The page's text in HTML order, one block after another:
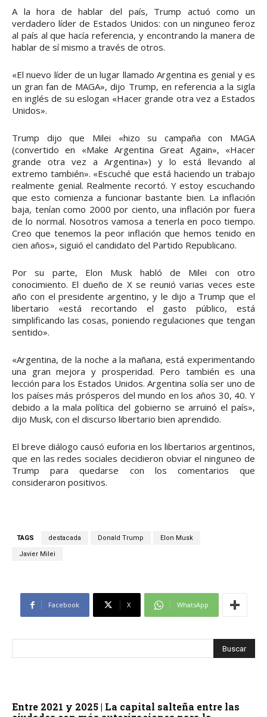
A la hora de hablar del país, Trump actuó como un
verdadero líder de Estados Unidos: con un ninguneo feroz
al país al que hacía referencia, y encontrando la manera de
hablar de sí mismo a través de otros.
«El nuevo líder de un lugar llamado Argentina es genial y es
un gran fan de MAGA», dijo Trump, en referencia a la sigla
en inglés de su eslogan «Hacer grande otra vez a Estados
Unidos».
Trump dijo que Milei «hizo su campaña con MAGA
(convertido en «Make Argentina Great Again», «Hacer
grande otra vez a Argentina») y lo está llevando al
extremo también». «Escuché que está haciendo un trabajo
realmente genial. Realmente recortó. Y estoy escuchando
que esto comienza a funcionar bastante bien. La inflación
baja, tenían como 2000 por ciento, una inflación por fuera
de lo normal. Nosotros vamosa a tenerla en poco tiempo.
Creo que tenemos la peor inflación que hemos tenido en
cien años», siguió el candidato del Partido Republicano.
Por su parte, Elon Musk habló de Milei con otro
conocimiento. El dueño de X se reunió varias veces este
año con el presidente argentino, y le dijo a Trump que el
libertario «está recortando el gasto público, está
simplificando las cosas, poniendo regulaciones que tengan
sentido».
«Argentina, de la noche a la mañana, está experimentando
una gran mejora y prosperidad. Pero también es una
lección para los Estados Unidos. Argentina solía ser uno de
los países más prósperos del mundo en los años 30, 40. Y
debido a la mala política del gobierno se arruinó el país»,
dijo Musk, con el discurso libertario bien aprendido.
El breve diálogo causó euforia en los libertarios argentinos,
que en las redes sociales decidieron obviar el ninguneo de
Trump para quedarse con los comentarios que
consideraron positivos.
TAGS destacada Donald Trump Elon Musk
Javier Milei
Facebook X WhatsApp
Entre 2021 y 2025 | La capital salteña entre las